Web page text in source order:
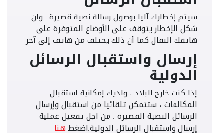
سيتم إخطارك آليا بوصول رسالة نصية قصيرة . وان
شكل الإخطار يتوقف على الأوضاع المتوفرة على
هاتفك النقال كما أن ذلك يختلف من هاتف إلى آخر
إرسال واستقبال الرسائل
الدولية
إذا كنت خارج البلاد ، ولديك إمكانية استقبال
المكالمات ، ستتمكن تلقائيا من استقبال وإرسال
الرسائل النصية القصيرة . من اجل تفعيل عملية
إرسال واستقبال الرسائل الدولية.اضغط هنا